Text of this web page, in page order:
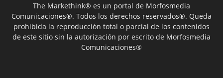
The Markethink® es un portal de Morfosmedia
Comunicaciones®. Todos los derechos reservados®. Queda
prohibida la reproducción total o parcial de los contenidos
de este sitio sin la autorización por escrito de Morfosmedia
Comunicaciones®